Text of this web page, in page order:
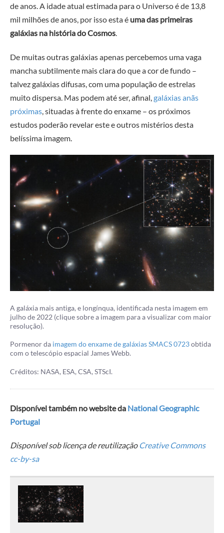
de anos. A idade atual estimada para o Universo é de 13,8
mil milhões de anos, por isso esta é uma das primeiras
galáxias na história do Cosmos
De muitas outras galáxias apenas percebemos uma vaga
mancha subtilmente mais clara do que a cor de fundo –
talvez galáxias difusas, com uma população de estrelas
muito dispersa. Mas podem até ser, afinal, galáxias anãs
próximas , situadas à frente do enxame – os próximos
estudos poderão revelar este e outros mistérios desta
belíssima imagem.
A galáxia mais antiga, e longínqua, identificada nesta imagem em
julho de 2022 (clique sobre a imagem para a visualizar com maior
resolução).
Pormenor da imagem do enxame de galáxias SMACS 0723obtida
com o telescópio espacial James Webb.
Créditos: NASA, ESA, CSA, STScI.
Disponível também no website da National Geographic
Portugal
Disponível sob licença de reutilização Creative Commons
cc-by-sa